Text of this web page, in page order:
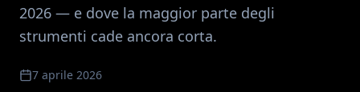
2026 — e dove la maggior parte degli
strumenti cade ancora corta.
7 aprile 2026